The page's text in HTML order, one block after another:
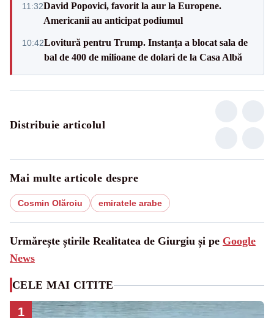
11:32David Popovici, favorit la aur la Europene.
Americanii au anticipat podiumul
10:42Lovitură pentru Trump. Instanța a blocat sala de
bal de 400 de milioane de dolari de la Casa Albă
Distribuie articolul
Mai multe articole despre
Cosmin Olăroiu emiratele arabe
Urmărește știrile Realitatea de Giurgiu și pe Google
News
CELE MAI CITITE
1